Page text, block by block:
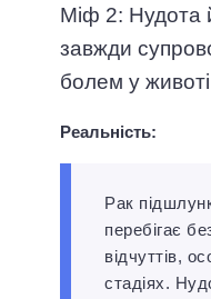
Міф 2: Нудота
завжди
болем у животі
Реальність:
Рак
перебігає
відчуттів,
стадіях.